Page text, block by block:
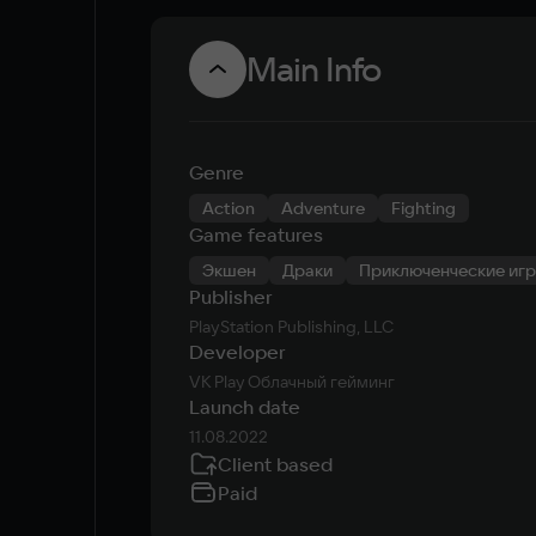
Main Info
Genre
Action Adventure Fighting
Game features
Экшен Драки Приключенческие
Publisher
PlayStation Publishing, LLC
Developer
VK Play Облачный гейминг
Launch date
11.08.2022
Client based
Paid